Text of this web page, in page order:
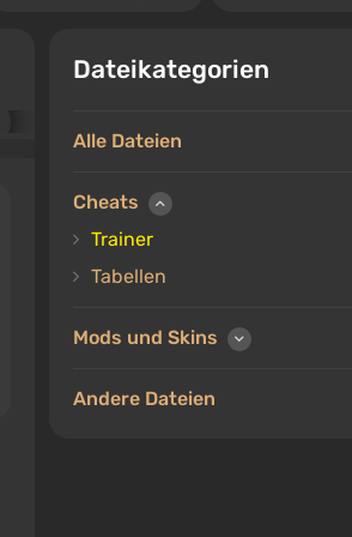
Dateikategorien
Alle Dateien
Cheats
Trainer
Tabellen
Mods und Skins
Andere Dateien